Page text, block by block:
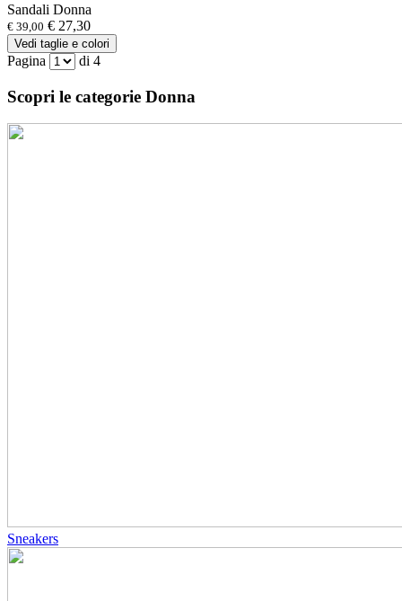
Sandali Donna
€ 39,00 € 27,30
Vedi taglie e colori
Pagina di 4
Scopri le categorie Donna
Sneakers